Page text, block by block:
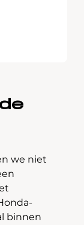
we niet
binnen